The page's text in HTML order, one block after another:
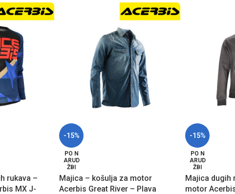
rukava –
MX J-
-15%
PO N
ARUD
ŽBI
Majica – košulja za motor
Acerbis Great River – Plava
-15%
PO N
ARUD
ŽBI
Majica dugih
motor